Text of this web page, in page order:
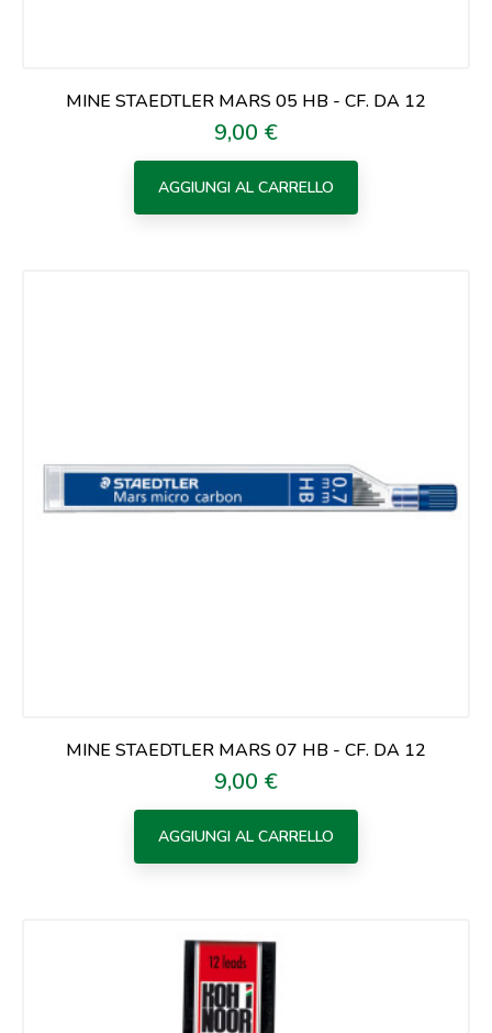
MINE STAEDTLER MARS 05 HB - CF. DA 12
Prezzo
9,00 €
AGGIUNGI AL CARRELLO
MINE STAEDTLER MARS 07 HB - CF. DA 12
Prezzo
9,00 €
AGGIUNGI AL CARRELLO